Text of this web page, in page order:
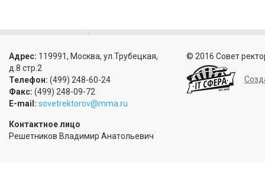
Адрес: 119991, Москва, ул.Трубецкая,
д.8 стр.2
Телефон: (499) 248-60-24
Факс: (499) 248-09-72
E-mail: sovetrektorov@mma.ru
Контактное лицо
Решетников Владимир Анатольевич
© 2016 Совет